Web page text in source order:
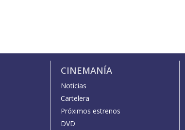
CINEMANÍA
Noticias
Cartelera
Próximos estrenos
DVD